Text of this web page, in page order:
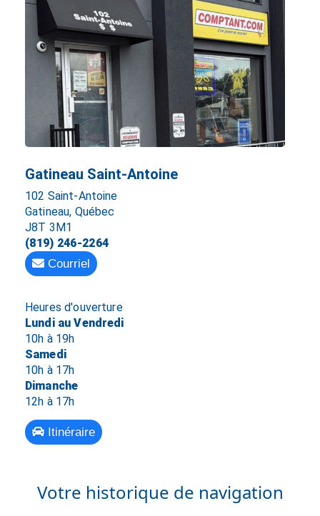
Gatineau Saint-Antoine
102 Saint-Antoine
Gatineau, Québec
J8T 3M1
(819) 246-2264
Courriel
Heures d'ouverture
Lundi au Vendredi
10h à 19h
Samedi
10h à 17h
Dimanche
12h à 17h
Itinéraire
Votre historique de navigation